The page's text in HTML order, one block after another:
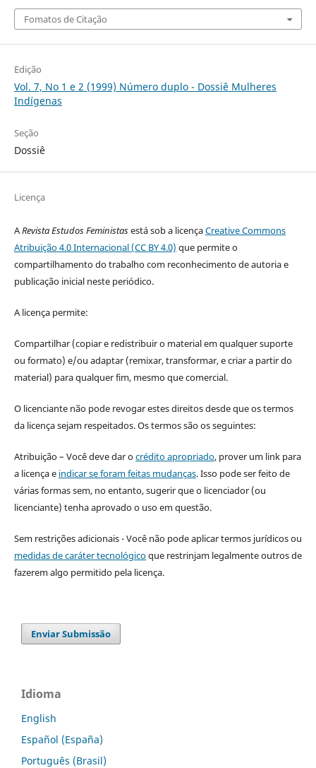
Fomatos de Citação
Edição
Vol. 7, No 1 e 2 (1999) Número duplo - Dossiê Mulheres
Indígenas
Seção
Dossiê
Licença
ARevista Estudos Feministasestá sob a licençaCreative Commons
Atribuição 4.0 Internacional (CC BY 4.0) que permite o
compartilhamento do trabalho com reconhecimento de autoria e
publicação inicial neste periódico.
A licença permite:
Compartilhar (copiar e redistribuir o material em qualquer suporte
ou formato) e/ou adaptar (remixar, transformar, e criar a partir do
material) para qualquer fim, mesmo que comercial.
O licenciante não pode revogar estes direitos desde que os termos
da licença sejam respeitados. Os termos são os seguintes:
Atribuição – Você deve dar ocrédito apropriado, prover um link para
a licença e indicar se foram feitas mudanças. Isso pode ser feito de
várias formas sem, no entanto, sugerir que o licenciador (ou
licenciante) tenha aprovado o uso em questão.
Sem restrições adicionais - Você não pode aplicar termos jurídicos ou
medidas de caráter tecnológicoque restrinjam legalmente outros de
fazerem algo permitido pela licença.
Enviar Submissão
Idioma
English
Español (España)
Português (Brasil)